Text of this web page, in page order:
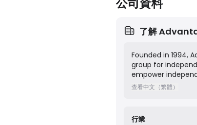
了解
Founded in 1994,
group for
empower
with access to a
continuing
查看中文（繁體）
行業